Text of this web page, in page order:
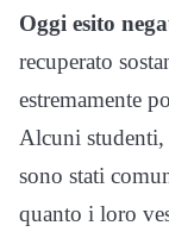
Oggi esito
recuperato
estremamente
Alcuni studenti,
sono stati
quanto i loro